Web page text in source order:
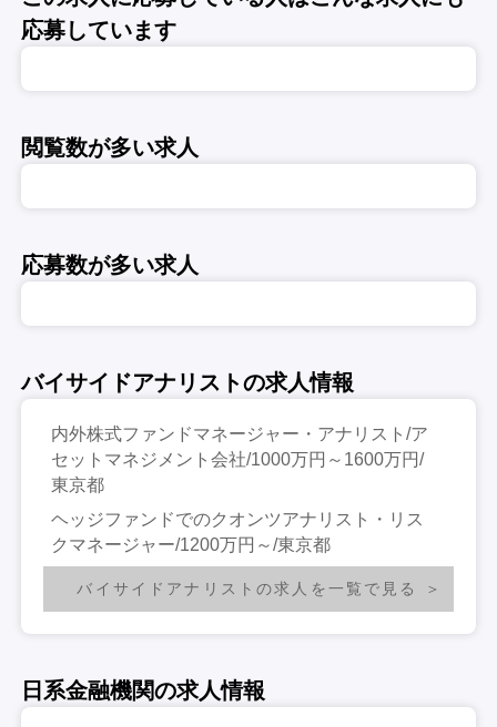
応募しています
閲覧数が多い求人
応募数が多い求人
バイサイドアナリストの求人情報
内外株式ファンドマネージャー・アナリスト/ア
セットマネジメント会社/1000万円～1600万円/
東京都
ヘッジファンドでのクオンツアナリスト・リス
クマネージャー/1200万円～/東京都
バイサイドアナリストの求人を一覧で見る
日系金融機関の求人情報